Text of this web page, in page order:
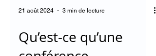
21 août 2024 3 min de lecture